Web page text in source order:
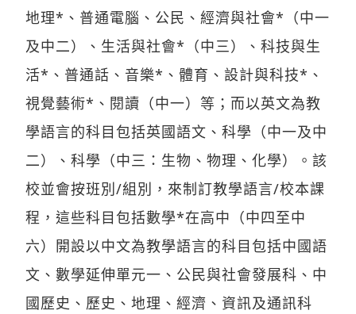
地理*、普通電腦、公民、經濟與社會*（中一
及中二）、生活與社會*（中三）、科技與生
活*、普通話、音樂*、體育、設計與科技*、
視覺藝術*、閱讀（中一）等；而以英文為教
學語言的科目包括英國語文、科學（中一及中
二）、科學（中三：生物、物理、化學）。該
校並會按班別/組別，來制訂教學語言/校本課
程，這些科目包括數學*在高中（中四至中
六）開設以中文為教學語言的科目包括中國語
文、數學延伸單元一、公民與社會發展科、中
國歷史、歷史、地理、經濟、資訊及通訊科